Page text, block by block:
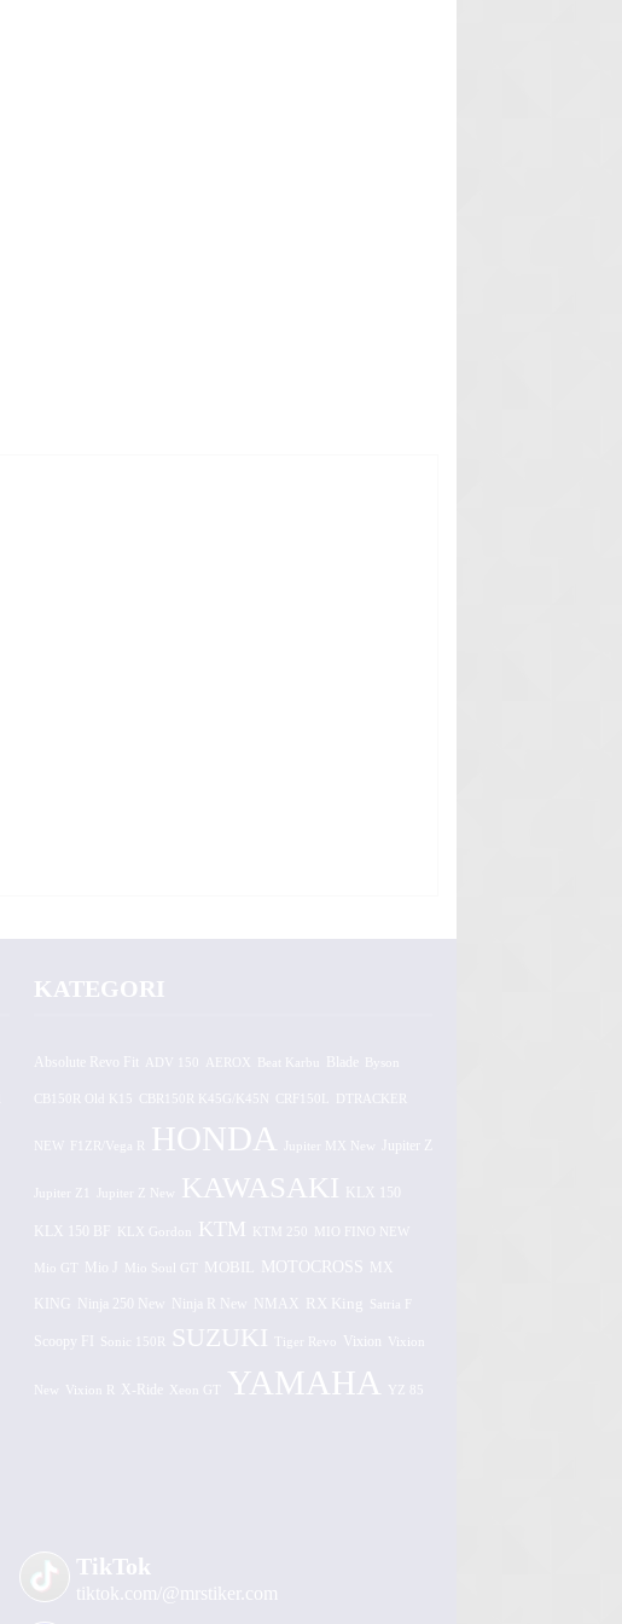
KATEGORI
Absolute Revo Fit ADV 150 AEROX
CB150R Old K15 CBR150R K45G/K45N CRF150L DTRACKER
NEW F1ZR/Vega R HONDA Jupiter MX New Jupiter Z
Jupiter Z1 Jupiter Z New KAWASAKI KLX 150
KLX 150 BF KLX Gordon KTM KTM 250 MIO FINO NEW
Mio GT Mio J Mio Soul GT MOBIL MOTOCROSS MX
KING Ninja 250 New Ninja R New NMAX RX King Satria F
Scoopy FI Sonic 150R SUZUKI Tiger Revo Vixion Vixion
Vixion R X-Ride Xeon GT YAMAHA YZ 85
TikTok
tiktok.com/@mrstiker.com